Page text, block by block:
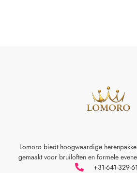
Lomoro biedt hoogwaardige
gemaakt voor bruiloften en formele
+31-641-329-